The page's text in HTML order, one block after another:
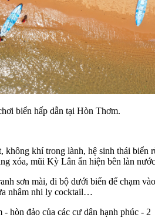
biển hấp dẫn tại Hòn Thơm.
khí trong lành, hệ sinh thái
xóa, mũi Kỳ Lân ẩn hiện bên làn
sơn mài, đi bộ dưới biển để chạm
nhâm nhi ly cocktail…